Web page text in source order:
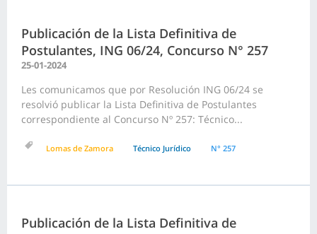
Publicación de la Lista Definitiva de
Postulantes, ING 06/24, Concurso N° 257
25-01-2024
Les comunicamos que por Resolución ING 06/24 se
resolvió publicar la Lista Definitiva de Postulantes
correspondiente al Concurso Nº 257: Técnico...
Lomas de Zamora Técnico Jurídico N° 257
Publicación de la Lista Definitiva de